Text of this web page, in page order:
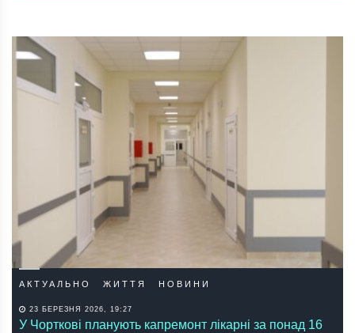
АКТУАЛЬНО ЖИТТЯ НОВИНИ
23 БЕРЕЗНЯ 2026, 19:27
У Чорткові планують капремонт лікарні за понад 16